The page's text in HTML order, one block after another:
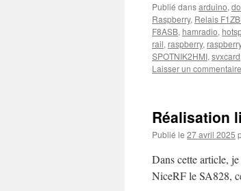
Publié dansarduino,
Raspberry, Relais
F8ASB, hamradio,
rail, raspberry,
SPOTNIK2HMI, svxcard
Laisser un commentaire
Réalisation
Publié le 27 avril 2025
Dans cette article,
NiceRF le SA828,